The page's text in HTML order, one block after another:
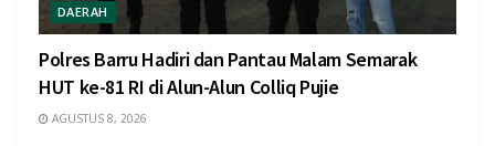
DAERAH
Polres Barru Hadiri dan Pantau Malam Semarak
HUT ke-81 RI di Alun-Alun Colliq Pujie
AGUSTUS 8, 2026